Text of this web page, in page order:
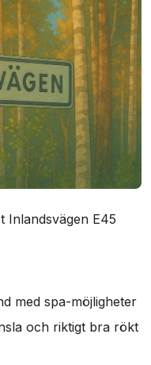
Inlandsvägen E45
med spa-möjligheter
och riktigt bra rökt